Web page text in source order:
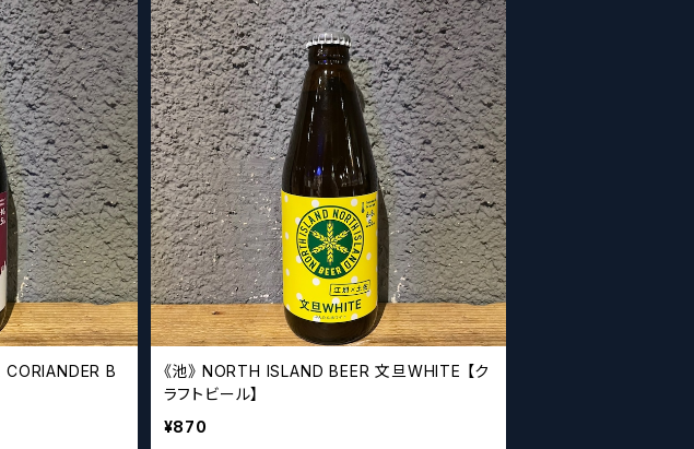
《池》 NORTH ISLAND BEER 文旦WHITE 【ク
ラフトビール】
¥870